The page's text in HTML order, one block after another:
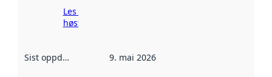
Les mer om
høsting her
Sist oppdatert 9. mai 2026